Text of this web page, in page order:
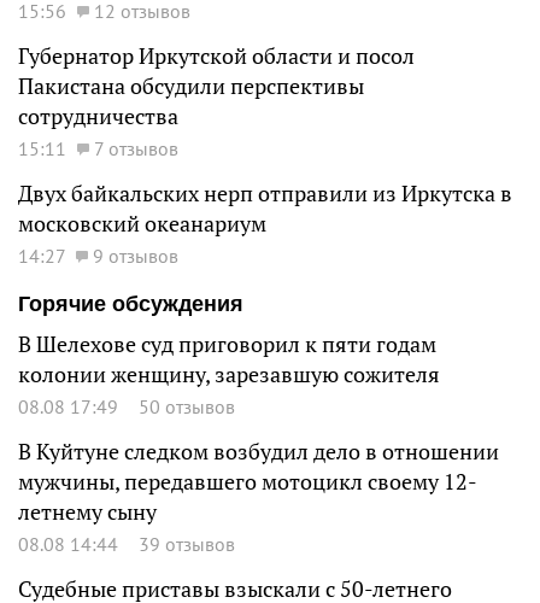
15:56 12 отзывов
Губернатор Иркутской области и посол
Пакистана обсудили перспективы
сотрудничества
15:11 7 отзывов
Двух байкальских нерп отправили из Иркутска в
московский океанариум
14:27
9 отзывов
Горячие обсуждения
В Шелехове суд приговорил к пяти годам
колонии женщину, зарезавшую сожителя
08.08 17:49 50 отзывов
В Куйтуне следком возбудил дело в отношении
мужчины, передавшего мотоцикл своему 12-
летнему сыну
08.08 14:44 39 отзывов
Судебные приставы взыскали с 50-летнего